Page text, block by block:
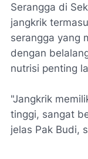
Serangga di
jangkrik
serangga yang
dengan
nutrisi penting
"Jangkrik
tinggi, sangat
jelas Pak Budi,